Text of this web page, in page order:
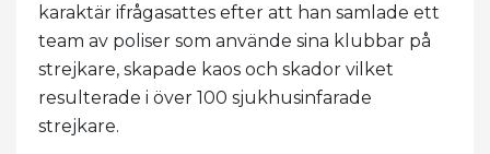
karaktär ifrågasattes efter att han samlade ett
team av poliser som använde sina klubbar på
strejkare, skapade kaos och skador vilket
resulterade i över 100 sjukhusinfarade
strejkare.